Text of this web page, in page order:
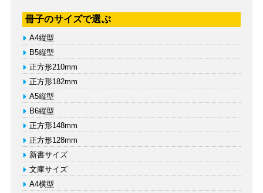
冊子のサイズで選ぶ
A4縦型
B5縦型
正方形210mm
正方形182mm
A5縦型
B6縦型
正方形148mm
正方形128mm
新書サイズ
文庫サイズ
A4横型